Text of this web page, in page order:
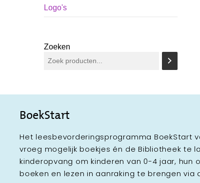
Logo's
Zoeken
BoekStart
Het leesbevorderingsprogramma BoekStart
vroeg mogelijk boekjes én de Bibliotheek te
kinderopvang om kinderen van 0-4 jaar, hun
boeken en lezen in aanraking te brengen